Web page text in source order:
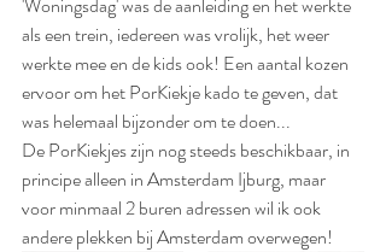
als een trein, iedereen was vrolijk, het weer
werkte mee en de kids ook! Een aantal kozen
ervoor om het PorKiekje kado te geven, dat
was helemaal bijzonder om te doen...
De PorKiekjes zijn nog steeds beschikbaar, in
principe alleen in Amsterdam Ijburg, maar
voor minmaal 2 buren adressen wil ik ook
andere plekken bij Amsterdam overwegen!